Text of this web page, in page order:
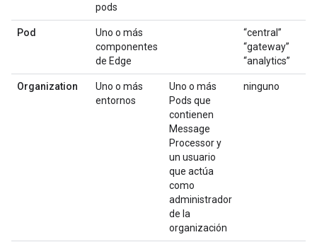
pods
Pod
Uno o más
componentes
de Edge
“central”
“gateway”
“analytics”
Organization
Uno o más
entornos
Uno o más
Pods que
contienen
Message
Processor y
un usuario
que actúa
como
administrador
de la
organización
ninguno